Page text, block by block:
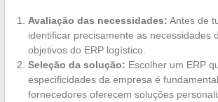
Avaliação das necessidades: Antes de
identificar precisamente as necessidades
objetivos do ERP logístico.
Seleção da solução: Escolher um ERP
especificidades da empresa é
fornecedores oferecem soluções